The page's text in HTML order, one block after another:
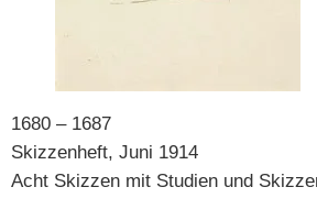
1680 – 1687
Skizzenheft, Juni 1914
Acht Skizzen mit Studien und